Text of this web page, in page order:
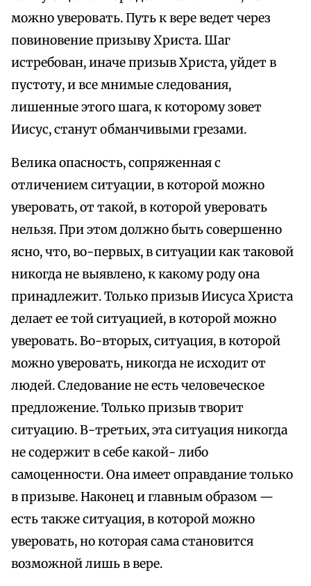
можно уверовать. Путь к вере ведет через
повиновение призыву Христа. Шаг
истребован, иначе призыв Христа, уйдет в
пустоту, и все мнимые следования,
лишенные этого шага, к которому зовет
Иисус, станут обманчивыми грезами.
Велика опасность, сопряженная с
отличением ситуации, в которой можно
уверовать, от такой, в которой уверовать
нельзя. При этом должно быть совершенно
ясно, что, во-первых, в ситуации как таковой
никогда не выявлено, к какому роду она
принадлежит. Только призыв Иисуса Христа
делает ее той ситуацией, в которой можно
уверовать. Во-вторых, ситуация, в которой
можно уверовать, никогда не исходит от
людей. Следование не есть человеческое
предложение. Только призыв творит
ситуацию. В-третьих, эта ситуация никогда
не содержит в себе какой- либо
самоценности. Она имеет оправдание только
в призыве. Наконец и главным образом —
есть также ситуация, в которой можно
уверовать, но которая сама становится
возможной лишь в вере.